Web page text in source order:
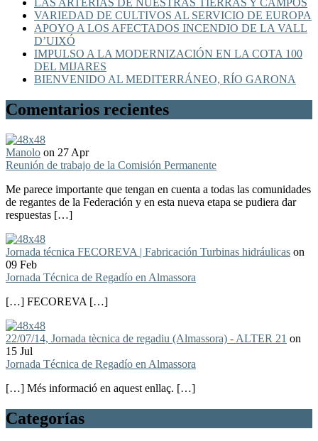
VARIEDAD DE CULTIVOS AL SERVICIO DE EUROPA
APOYO A LOS AFECTADOS INCENDIO DE LA VALL
D’UIXÓ
IMPULSO A LA MODERNIZACIÓN EN LA COTA 100
DEL MIJARES
BIENVENIDO AL MEDITERRÁNEO, RÍO GARONA
Comentarios recientes
Manolo on 27 Apr
Reunión de trabajo de la Comisión Permanente
Me parece importante que tengan en cuenta a todas las comunidades
de regantes de la Federación y en esta nueva etapa se pudiera dar
respuestas […]
Jornada técnica FECOREVA | Fabricación Turbinas hidráulicas on
09 Feb
Jornada Técnica de Regadío en Almassora
[…] FECOREVA […]
22/07/14, Jornada tècnica de regadiu (Almassora) - ALTER 21 on
15 Jul
Jornada Técnica de Regadío en Almassora
[…] Més informació en aquest enllaç. […]
Categorías